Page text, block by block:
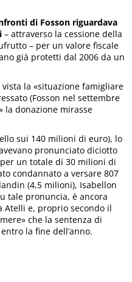
di Fosson riguardava
– attraverso la cessione della
– per un valore fiscale
già protetti dal 2006 da un
la «situazione famigliare
(Fosson nel settembre
la donazione mirasse
sui 140 milioni di euro), lo
pronunciato diciotto
un totale di 30 milioni di
condannato a versare 807
(4,5 milioni), Isabellon
tale pronuncia, è ancora
Atelli e, proprio secondo il
che la sentenza di
la fine dell’anno.